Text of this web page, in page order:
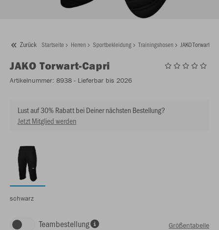
Zurück Startseite Herren Sportbekleidung Trainingshosen JAKO Torwart-
JAKO Torwart-Capri
Artikelnummer: 8938 - Lieferbar bis 2026
Lust auf 30% Rabatt bei Deiner nächsten Bestellung?
Jetzt Mitglied werden
schwarz
Teambestellung Größentabelle